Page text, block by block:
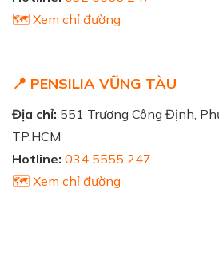
🗺️ Xem chỉ đường
📍 PENSILIA VŨNG TÀU
Địa chỉ: 551 Trương Công Định,
TP.HCM
Hotline: 034 5555 247
🗺️ Xem chỉ đường